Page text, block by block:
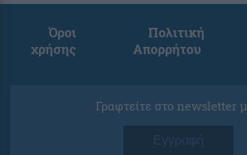
Όροι
χρήσης
Πολιτική
Απορρήτου
Γραφτείτε στο newsletter
Εγγραφή